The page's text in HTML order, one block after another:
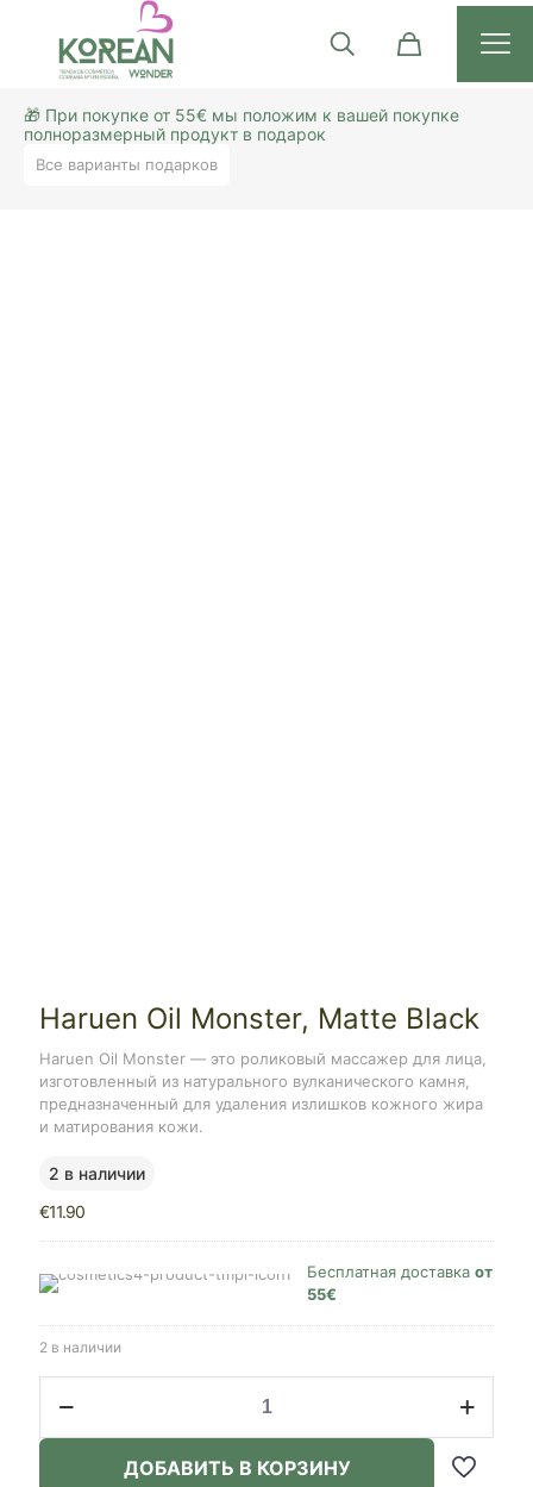
🎁 При покупке от 55€ мы положим к вашей покупке
полноразмерный продукт в подарок
Все варианты подарков
Haruen Oil Monster, Matte Black
Haruen Oil Monster — это роликовый массажер для лица,
изготовленный из натурального вулканического камня,
предназначенный для удаления излишков кожного жира
и матирования кожи.
2 в наличии
€11.90
Бесплатная доставка от
55€
2 в наличии
товара
ДОБАВИТЬ В КОРЗИНУ